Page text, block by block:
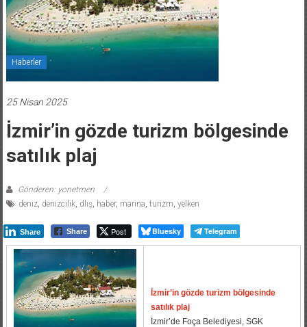
Haberler
25 Nisan 2025
İzmir’in gözde turizm bölgesinde
satılık plaj
Gönderen: yonetmen
deniz, denizcilik, dlış, haber, marina, turizm, yelken
Share Share Post Bluesky Telegram
İzmir’in gözde turizm bölgesinde
satılık plaj
İzmir’de Foça Belediyesi, SGK